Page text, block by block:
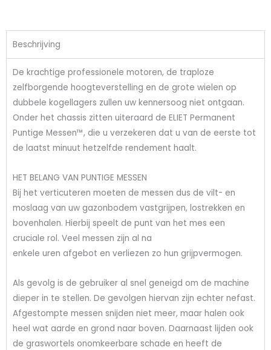
Beschrijving
De krachtige professionele motoren, de traploze
zelfborgende hoogteverstelling en de grote wielen op
dubbele kogellagers zullen uw kennersoog niet ontgaan.
Onder het chassis zitten uiteraard de ELIET Permanent
Puntige Messen™, die u verzekeren dat u van de eerste tot
de laatst minuut hetzelfde rendement haalt.
HET BELANG VAN PUNTIGE MESSEN
Bij het verticuteren moeten de messen dus de vilt- en
moslaag van uw gazonbodem vastgrijpen, lostrekken en
bovenhalen. Hierbij speelt de punt van het mes een
cruciale rol. Veel messen zijn al na
enkele uren afgebot en verliezen zo hun grijpvermogen.
Als gevolg is de gebruiker al snel geneigd om de machine
dieper in te stellen. De gevolgen hiervan zijn echter nefast.
Afgestompte messen snijden niet meer, maar halen ook
heel wat aarde en grond naar boven. Daarnaast lijden ook
de graswortels onomkeerbare schade en heeft de